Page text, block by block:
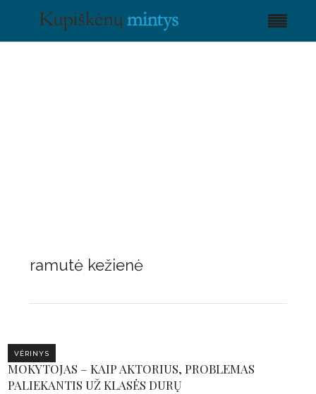
ramutė kežienė
VĖRINYS
MOKYTOJAS – KAIP AKTORIUS, PROBLEMAS
PALIEKANTIS UŽ KLASĖS DURŲ